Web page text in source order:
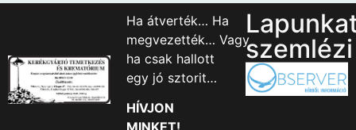
Ha átverték… Ha
megvezették… Vagy
ha csak hallott
egy jó sztorit…
HÍVJON
szemlézi